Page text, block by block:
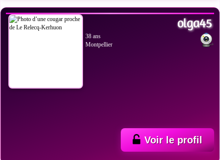
olga45
38 ans
Montpellier
Voir le profil